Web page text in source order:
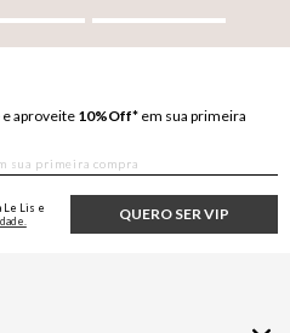
e aproveite 10%Off* em sua primeira
QUERO SER VIP
Le Lis e